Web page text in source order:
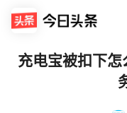
充电宝被扣下